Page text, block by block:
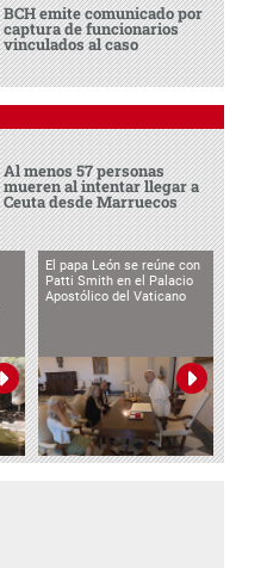
BCH emite comunicado por
captura de funcionarios
vinculados al caso
Al menos 57 personas
mueren al intentar llegar a
Ceuta desde Marruecos
El papa León se reúne con
Patti Smith en el Palacio
Apostólico del Vaticano